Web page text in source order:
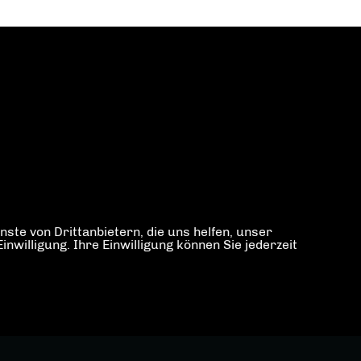
von Drittanbietern, die uns helfen, unser
Ihre Einwilligung können Sie jederzeit